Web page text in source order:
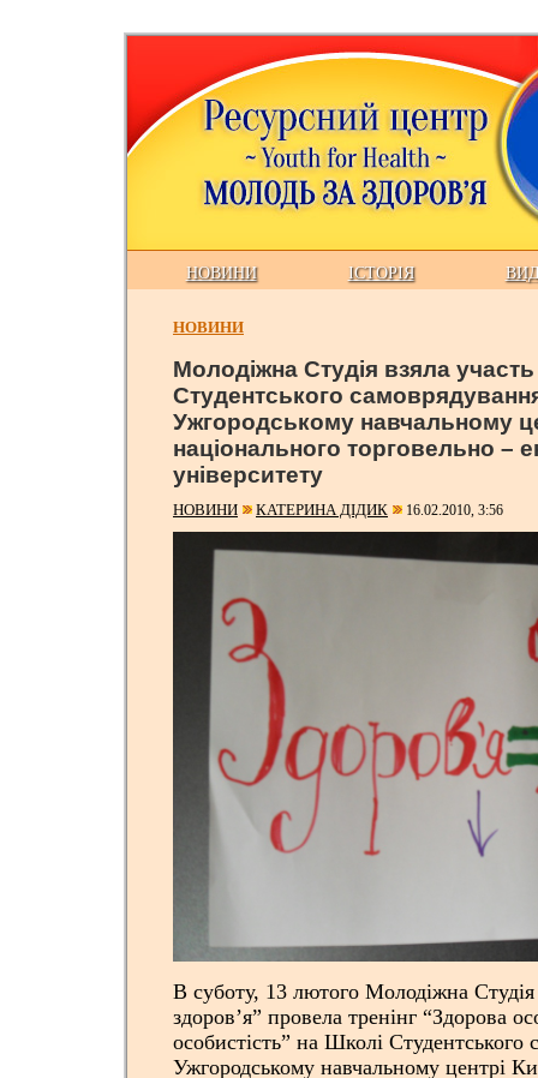
НОВИНИ ІСТОРІЯ
НОВИНИ
Молодіжна Студія взяла
Студентського
Ужгородському навчальному
національного торговельно –
університету
НОВИНИ КАТЕРИНА ДІДИК 16.02.2010, 3:56
В суботу, 13 лютого Молодіжна
здоров’я” провела тренінг “Здорова
особистість” на Школі Студентського
Ужгородському навчальному центрі